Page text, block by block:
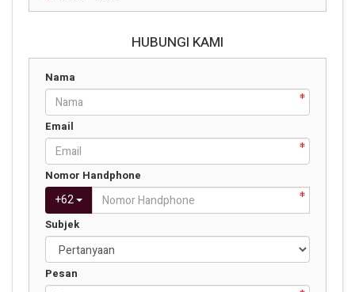
HUBUNGI KAMI
Nama
Email
Nomor Handphone
+62
Subjek
Pesan